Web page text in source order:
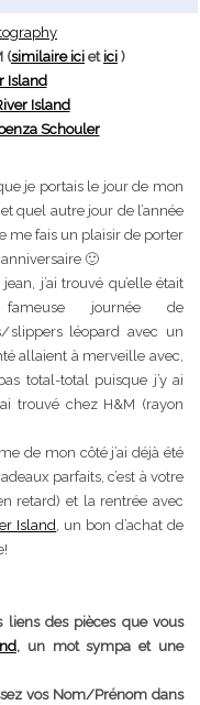
(similaire ici et ici )
Island
Island
Schouler
je portais le jour de mon
quel autre jour de l’année
me fais un plaisir de porter
🙂
j’ai trouvé qu’elle était
journée de
slippers léopard avec un
allaient à merveille avec,
total-total puisque j’y ai
trouvé chez H&M (rayon
de mon côté j’ai déjà été
parfaits, c’est à votre
retard) et la rentrée avec
Island, un bon d’achat de
des pièces que vous
, un mot sympa et une
vos Nom/Prénom dans